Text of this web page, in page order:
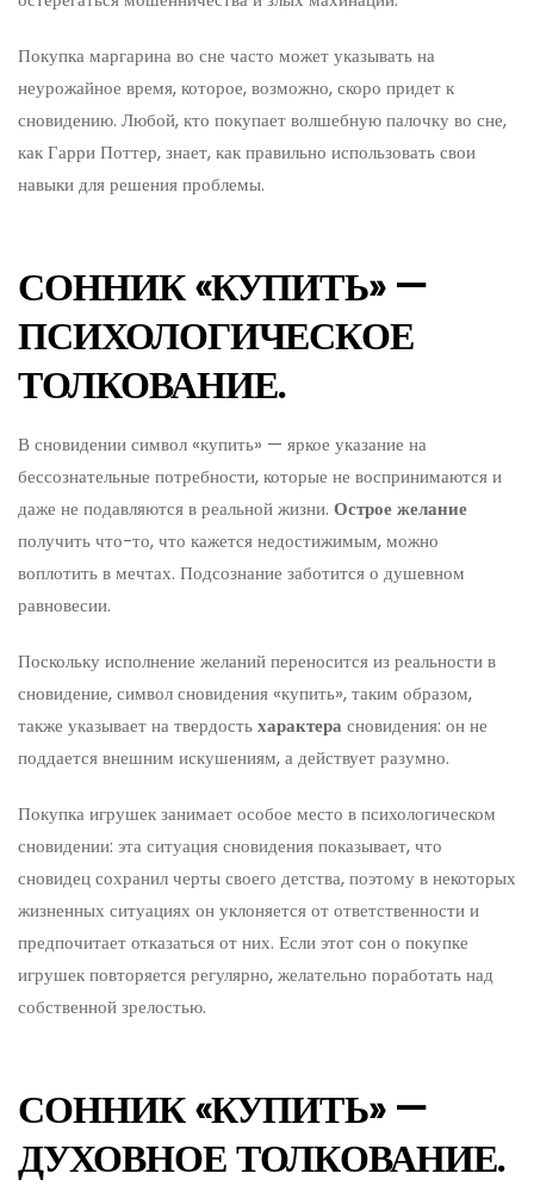
Покупка маргарина во сне часто может указывать на
неурожайное время, которое, возможно, скоро придет к
сновидению. Любой, кто покупает волшебную палочку во сне,
как Гарри Поттер, знает, как правильно использовать свои
навыки для решения проблемы.
СОННИК «КУПИТЬ» —
ПСИХОЛОГИЧЕСКОЕ
ТОЛКОВАНИЕ.
В сновидении символ «купить» — яркое указание на
бессознательные потребности, которые не воспринимаются и
даже не подавляются в реальной жизни. Острое желание
получить что-то, что кажется недостижимым, можно
воплотить в мечтах. Подсознание заботится о душевном
равновесии.
Поскольку исполнение желаний переносится из реальности в
сновидение, символ сновидения «купить», таким образом,
также указывает на твердостьхарактера сновидения: он не
поддается внешним искушениям, а действует разумно.
Покупка игрушек занимает особое место в психологическом
сновидении: эта ситуация сновидения показывает, что
сновидец сохранил черты своего детства, поэтому в некоторых
жизненных ситуациях он уклоняется от ответственности и
предпочитает отказаться от них. Если этот сон о покупке
игрушек повторяется регулярно, желательно поработать над
собственной зрелостью.
СОННИК «КУПИТЬ» —
ДУХОВНОЕ ТОЛКОВАНИЕ.